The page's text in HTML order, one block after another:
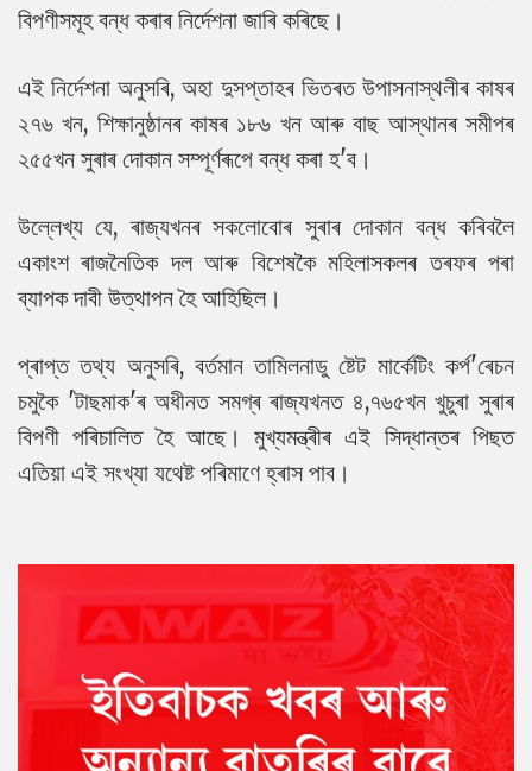
বিপণীসমূহ বন্ধ কৰাৰ নিৰ্দেশনা জাৰি কৰিছে।
এই নিৰ্দেশনা অনুসৰি, অহা দুসপ্তাহৰ ভিতৰত উপাসনাস্থলীৰ কাষৰ
২৭৬ খন, শিক্ষানুষ্ঠানৰ কাষৰ ১৮৬ খন আৰু বাছ আস্থানৰ সমীপৰ
২৫৫খন সুৰাৰ দোকান সম্পূৰ্ণৰূপে বন্ধ কৰা হ'ব।
উল্লেখ্য যে, ৰাজ্যখনৰ সকলোবোৰ সুৰাৰ দোকান বন্ধ কৰিবলৈ
একাংশ ৰাজনৈতিক দল আৰু বিশেষকৈ মহিলাসকলৰ তৰফৰ পৰা
ব্যাপক দাবী উত্থাপন হৈ আহিছিল।
প্ৰাপ্ত তথ্য অনুসৰি, বৰ্তমান তামিলনাডু ষ্টেট মাৰ্কেটিং কৰ্প'ৰেচন
চমুকৈ 'টাছমাক'ৰ অধীনত সমগ্ৰ ৰাজ্যখনত ৪,৭৬৫খন খুচুৰা সুৰাৰ
বিপণী পৰিচালিত হৈ আছে। মুখ্যমন্ত্ৰীৰ এই সিদ্ধান্তৰ পিছত
এতিয়া এই সংখ্যা যথেষ্ট পৰিমাণে হ্ৰাস পাব।